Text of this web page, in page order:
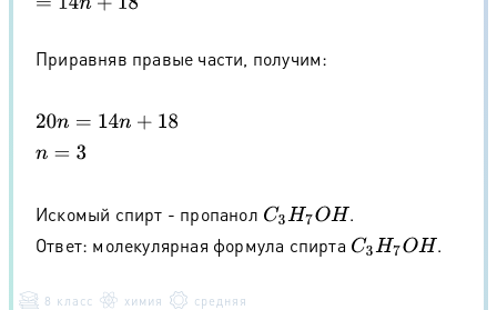
Приравняв правые части, получим:
20n= 14n+18
n= 3
Искомый спирт - пропанол C3H7OH
.
Ответ: молекулярная формула спирта C3H7OH .
8 класс химия средняя